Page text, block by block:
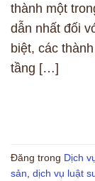
thành một
dẫn nhất đối
biệt, các
tầng […]
Đăng trong Dịch
sản dịch vụ luật